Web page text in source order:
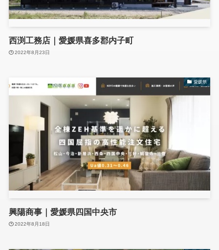
西渕工務店｜愛媛県喜多郡内子町
2022年8月23日
愛媛県
興陽商事｜愛媛県四国中央市
2022年8月18日